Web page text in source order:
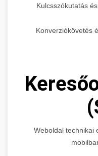
Kulcsszókutatás
Konverziókövetés
Weboldal technikai